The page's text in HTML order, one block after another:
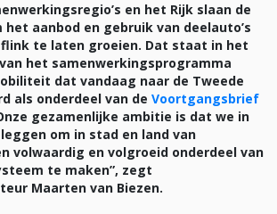
en het Rijk slaan de
het aanbod en gebruik van deelauto’s
te laten groeien. Dat staat in het
van het samenwerkingsprogramma
dat vandaag naar de Tweede
als onderdeel van de Voortgangsbrief
gezamenlijke ambitie is dat we in
om in stad en land van
volwaardig en volgroeid onderdeel van
te maken”, zegt
Maarten van Biezen.